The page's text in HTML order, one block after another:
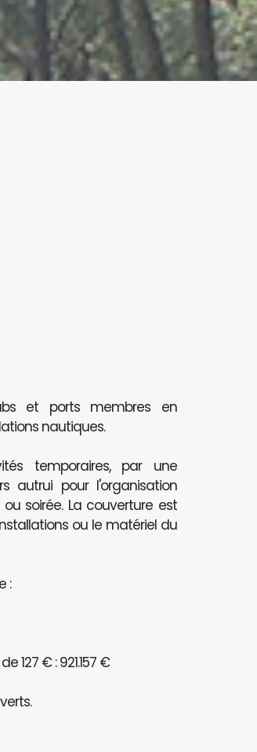
et ports membres en
nautiques.
temporaires, par une
autrui pour l'organisation
soirée. La couverture est
ou le matériel du
:
127 € : 921.157 €